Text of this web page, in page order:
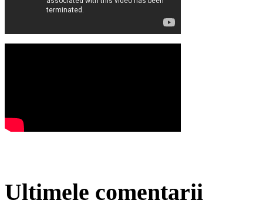
Ultimele comentarii